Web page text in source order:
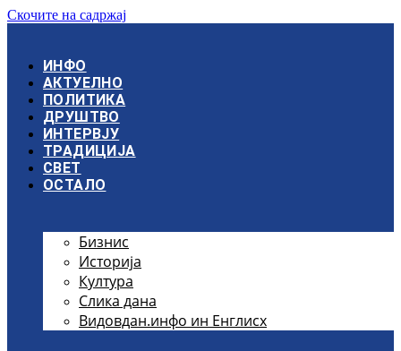
Скочите на садржај
ИНФО
АКТУЕЛНО
ПОЛИТИКА
ДРУШТВО
ИНТЕРВЈУ
ТРАДИЦИЈА
СВЕТ
ОСТАЛО
Бизнис
Историја
Култура
Слика дана
Видовдан.инфо ин Енглисх